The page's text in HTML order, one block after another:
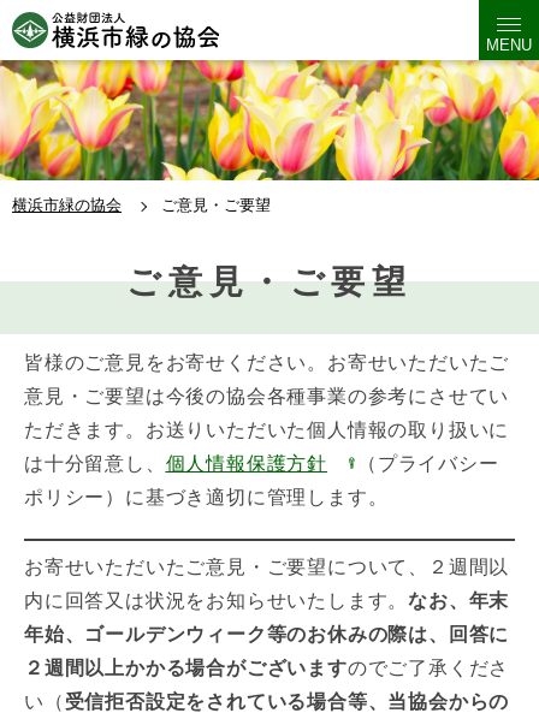
MENU
横浜市緑の協会 ご意見・ご要望
ご意見・ご要望
皆様のご意見をお寄せください。お寄せいただいたご
意見・ご要望は今後の協会各種事業の参考にさせてい
ただきます。お送りいただいた個人情報の取り扱いに
は十分留意し、 個人情報保護方針
（プライバシー
ポリシー）に基づき適切に管理します。
お寄せいただいたご意見・ご要望について、２週間以
内に回答又は状況をお知らせいたします。なお、年末
年始、ゴールデンウィーク等のお休みの際は、回答に
２週間以上かかる場合がございますのでご了承くださ
い（ 受信拒否設定をされている場合等、当協会からの